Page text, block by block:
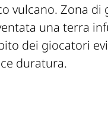
vulcano. Zona di
una terra
dei giocatori
duratura.